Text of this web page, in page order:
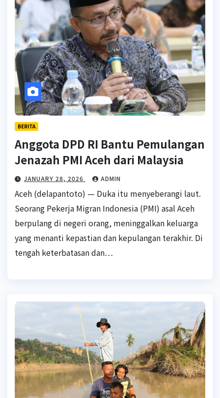
BERITA
Anggota DPD RI Bantu Pemulangan
Jenazah PMI Aceh dari Malaysia
JANUARY 28, 2026 ADMIN
Aceh (delapantoto) — Duka itu menyeberangi laut.
Seorang Pekerja Migran Indonesia (PMI) asal Aceh
berpulang di negeri orang, meninggalkan keluarga
yang menanti kepastian dan kepulangan terakhir. Di
tengah keterbatasan dan…